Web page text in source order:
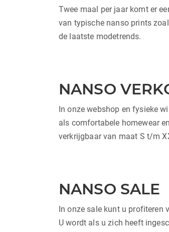
Twee maal per jaar komt er
van typische nanso prints
de laatste modetrends.
NANSO
In onze webshop en fysieke
als comfortabele homewear
verkrijgbaar van maat S t/m
NANSO SALE
In onze sale kunt u profiteren
U wordt als u zich heeft